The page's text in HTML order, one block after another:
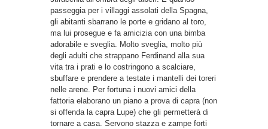
passeggia per i villaggi assolati della Spagna,
gli abitanti sbarrano le porte e gridano al toro,
ma lui prosegue e fa amicizia con una bimba
adorabile e sveglia. Molto sveglia, molto più
degli adulti che strappano Ferdinand alla sua
vita tra i prati e lo costringono a scalciare,
sbuffare e prendere a testate i mantelli dei toreri
nelle arene. Per fortuna i nuovi amici della
fattoria elaborano un piano a prova di capra (non
si offenda la capra Lupe) che gli permetterà di
tornare a casa. Servono stazza e zampe forti